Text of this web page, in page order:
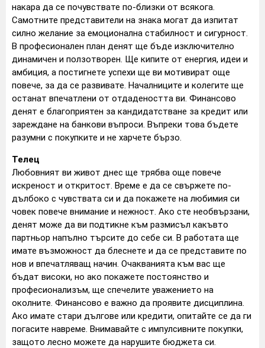
накара да се почувствате по-близки от всякога.
Самотните представители на знака могат да изпитат
силно желание за емоционална стабилност и сигурност.
В професионален план денят ще бъде изключително
динамичен и ползотворен. Ще кипите от енергия, идеи и
амбиция, а постигнете успехи ще ви мотивират още
повече, за да се развивате. Началниците и колегите ще
останат впечатлени от отдадеността ви. Финансово
денят е благоприятен за кандидатстване за кредит или
зареждане на банкови въпроси. Въпреки това бъдете
разумни с покупките и не харчете бързо.
Телец
Любовният ви живот днес ще трябва още повече
искреност и откритост. Време е да се свържете по-
дълбоко с чувствата си и да покажете на любимия си
човек повече внимание и нежност. Ако сте необвързани,
денят може да ви подтикне към размисъл какъвто
партньор напълно търсите до себе си. В работата ще
имате възможност да блеснете и да се представите по
нов и впечатляващ начин. Очакванията към вас ще
бъдат високи, но ако покажете постоянство и
професионализъм, ще спечелите уважението на
околните. Финансово е важно да проявите дисциплина.
Ако имате стари дългове или кредити, опитайте се да ги
погасите навреме. Внимавайте с импулсивните покупки,
защото лесно можете да нарушите бюджета си.